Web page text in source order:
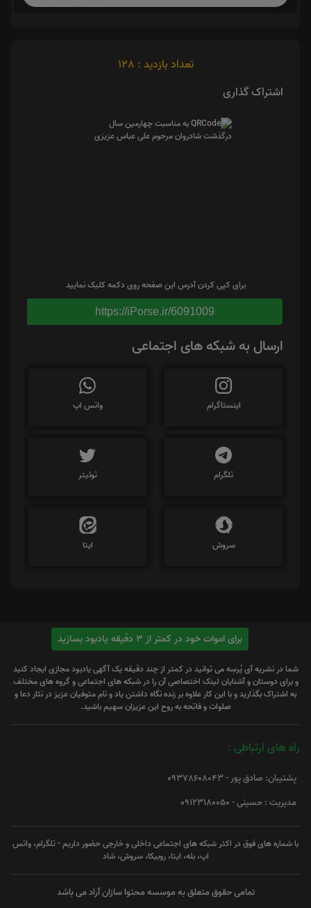
تعداد بازدید : 128
اشتراک گذاری
برای کپی کردن آدرس این صفحه روی دکمه کلیک نمایید
https://iPorse.ir/6091009
ارسال به شبکه های اجتماعی
اینستاگرام واتس اپ
تلگرام توئیتر
سروش ایتا
برای اموات خود در کمتر از 3 دقیقه یادبود بسازید
شما در نشریه آی پُرسِه می توانید در کمتر از چند دقیقه یک آگهی یادبود مجازی ایجاد کنید
و برای دوستان و آشنایان لینک اختصاصی آن را در شبکه های اجتماعی و گروه های مختلف
به اشتراک بگذارید و با این کار علاوه بر زنده نگاه داشتن یاد و نام متوفیان عزیز در نثار دعا و
صلوات و فاتحه به روح این عزیزان سهیم باشید.
راه های ارتباطی :
پشتیبان: صادق پور - 09378608043
مدیریت : حسینی - 09123180050
با شماره های فوق در اکثر شبکه های اجتماعی داخلی و خارجی حضور داریم - تلگرام، واتس
اپ، بله، ایتا، روبیکا، سروش، شاد
تمامی حقوق متعلق به موسسه محتوا سازان آراد می باشد